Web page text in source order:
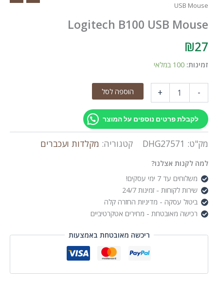
USB Mouse
Logitech B100 USB Mouse
₪27
זמינות: 100 במלאי
-
B100
USB
+ הוספה לסל
לקבלת פרטים נוספים על המוצר
מק"ט: DHG27571 קטגוריה: מקלדות ועכברים
למה לקנות אצלנו?
משלוחים עד 7 ימי עסקים!
שירות לקוחות - זמינות 24/7
ביטול עסקה - מדיניות החזרה קלה
רכישה מאובטחת - מחירים אטקרטיביים
ריכשה מאובטחת באמצעות